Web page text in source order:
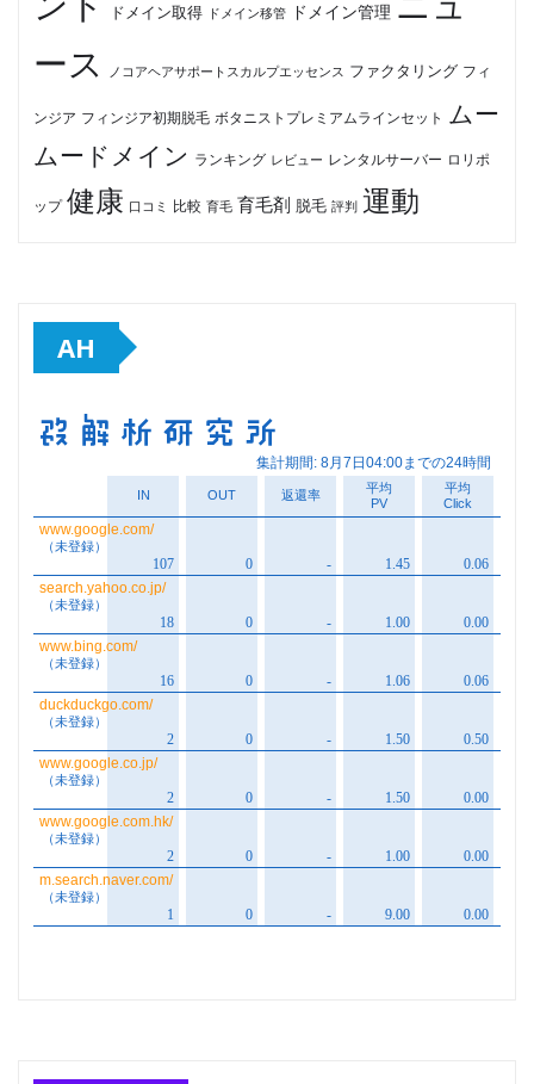
ドメイン取得 ドメイン移管 ドメイン管理
ース
ノコアヘアサポートスカルプエッセンス ファクタリング フィ
ンジア フィンジア初期脱毛 ボタニストプレミアムラインセット ムー
ムードメイン ランキング レビュー レンタルサーバー ロリポ
ップ 健康 口コミ 比較 育毛 育毛剤 脱毛 評判 運動
AH